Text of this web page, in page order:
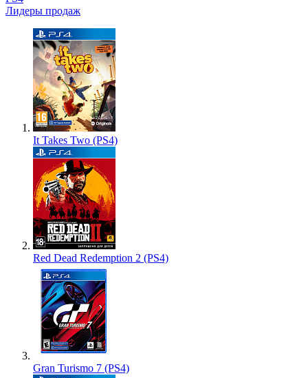
Лидеры продаж
It Takes Two (PS4)
Red Dead Redemption 2 (PS4)
Gran Turismo 7 (PS4)